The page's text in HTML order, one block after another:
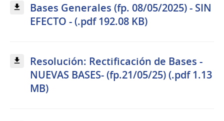
Bases Generales (fp. 08/05/2025) - SIN
EFECTO - (.pdf 192.08 KB)
Resolución: Rectificación de Bases -
NUEVAS BASES- (fp.21/05/25) (.pdf 1.13
MB)